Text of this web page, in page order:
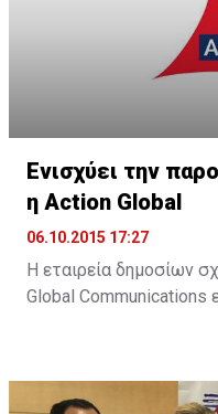
Ενισχύει την
η Action Global
06.10.2015 17:27
Η εταιρεία δημοσίων
Global Communications
ανακοίνωση, "στο
διαδικτυακό